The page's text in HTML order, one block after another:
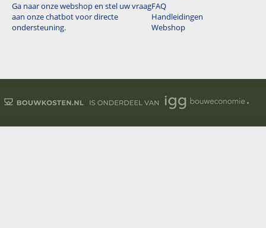
Ga naar onze webshop en stel uw vraag
aan onze chatbot voor directe
ondersteuning.
FAQ
Handleidingen
Webshop